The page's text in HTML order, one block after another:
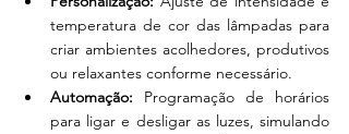
temperatura de cor das lâmpadas para
criar ambientes acolhedores, produtivos
ou relaxantes conforme necessário.
Automação: Programação de horários
para ligar e desligar as luzes, simulando